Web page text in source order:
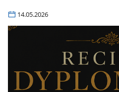
14.05.2026